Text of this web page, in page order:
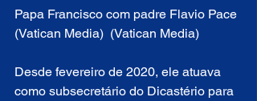
Papa Francisco com padre Flavio Pace
(Vatican Media)  (Vatican Media)
Desde fevereiro de 2020, ele atuava
como subsecretário do Dicastério para